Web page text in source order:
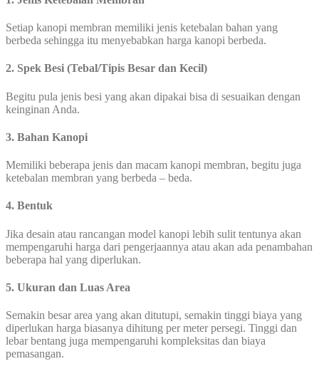
Setiap kanopi membran memiliki jenis ketebalan bahan yang
berbeda sehingga itu menyebabkan harga kanopi berbeda.
2. Spek Besi (Tebal/Tipis Besar dan Kecil)
Begitu pula jenis besi yang akan dipakai bisa di sesuaikan dengan
keinginan Anda.
3. Bahan Kanopi
Memiliki beberapa jenis dan macam kanopi membran, begitu juga
ketebalan membran yang berbeda – beda.
4. Bentuk
Jika desain atau rancangan model kanopi lebih sulit tentunya akan
mempengaruhi harga dari pengerjaannya atau akan ada penambahan
beberapa hal yang diperlukan.
5. Ukuran dan Luas Area
Semakin besar area yang akan ditutupi, semakin tinggi biaya yang
diperlukan harga biasanya dihitung per meter persegi. Tinggi dan
lebar bentang juga mempengaruhi kompleksitas dan biaya
pemasangan.